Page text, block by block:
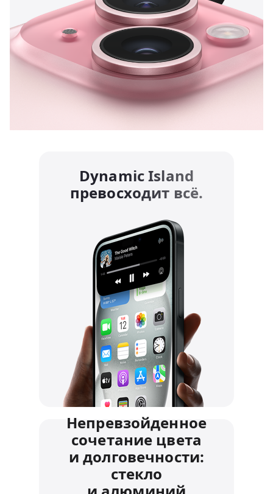
Dynamic Island
превосходит всё.
Непревзойденное
сочетание цвета
и долговечности:
стекло